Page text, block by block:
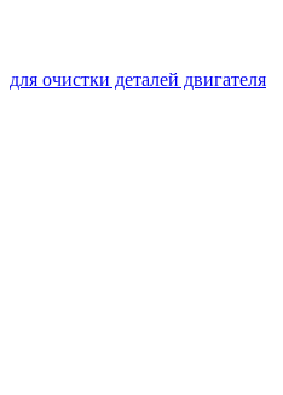
для очистки деталей двигателя